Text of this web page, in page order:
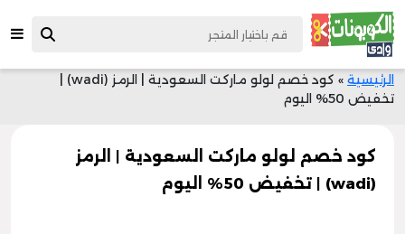
الرئيسية »
كود خصم لولو ماركت السعودية | الرمز (wadi) |
تخفيض 50% اليوم
كود خصم لولو ماركت السعودية | الرمز
(wadi) | تخفيض 50% اليوم